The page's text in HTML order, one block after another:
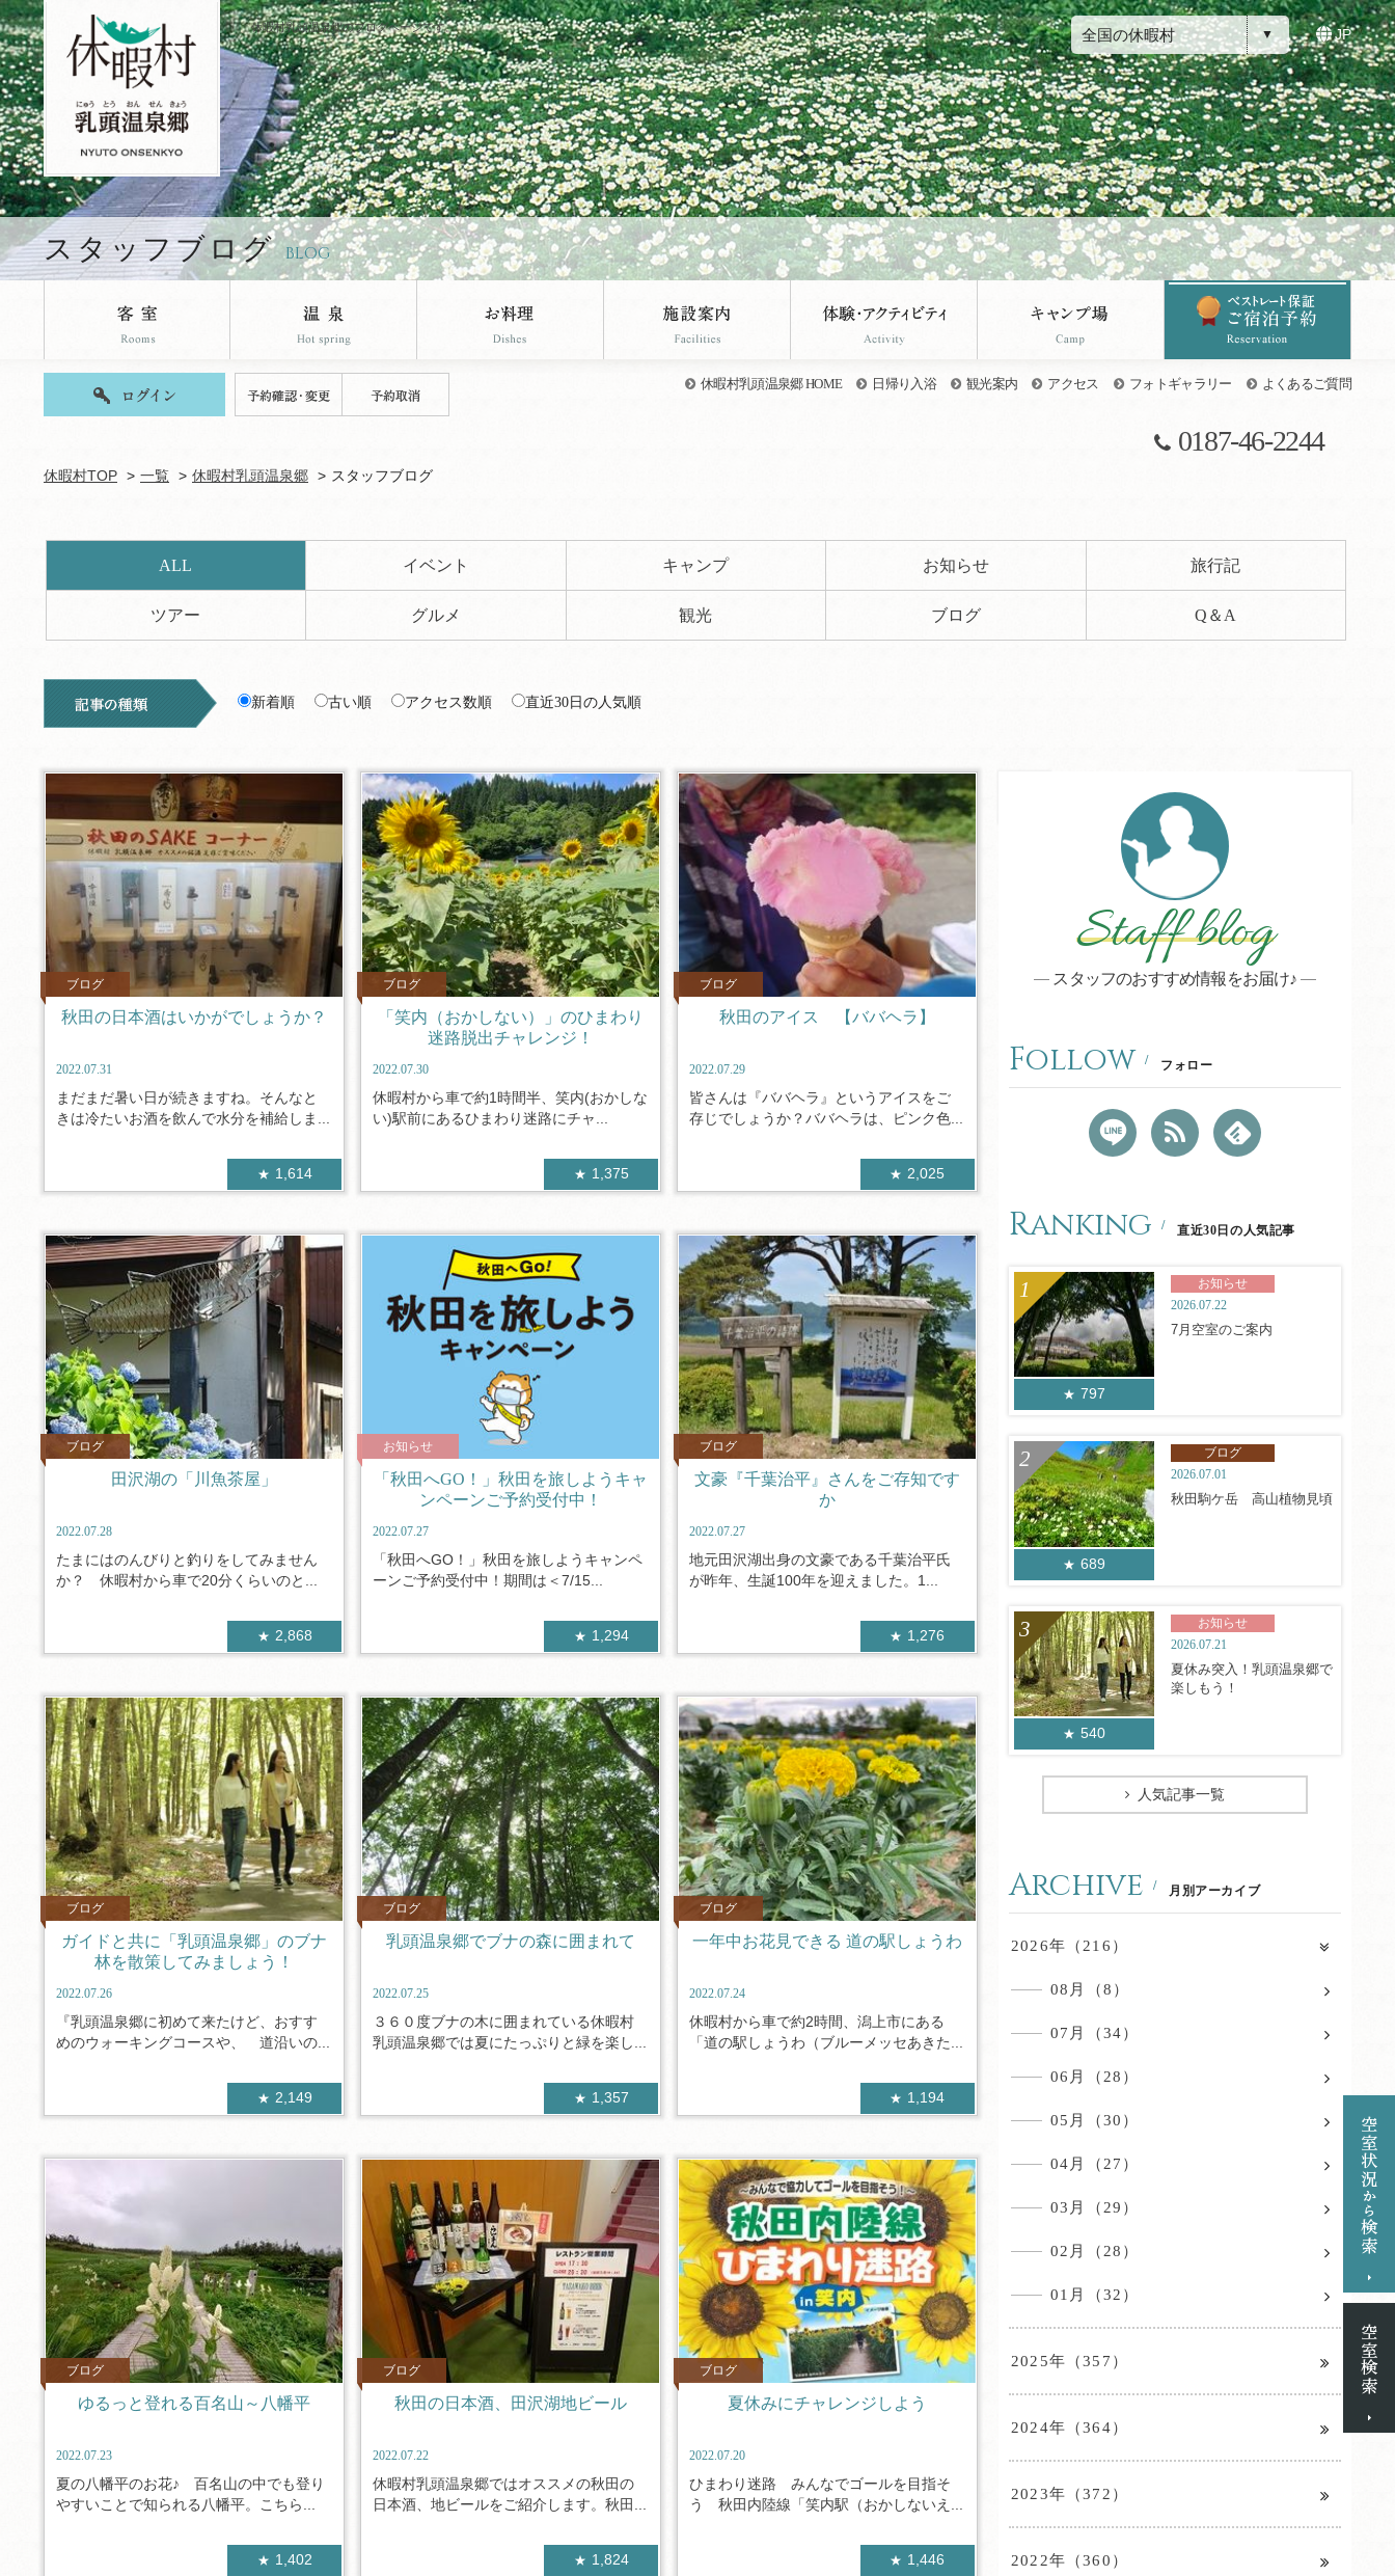
休暇村乳頭温泉郷のブログページです。 全国の休暇村 JP
スタッフブログ BLOG
休暇村乳頭温泉郷 HOME 日帰り入浴 観光案内 アクセス フォトギャラリー よくあるご質問
0187-46-2244
休暇村TOP 一覧 休暇村乳頭温泉郷 スタッフブログ
ALL イベント キャンプ お知らせ 旅行記
ツアー グルメ 観光 ブログ Q＆A
新着順 古い順 アクセス数順 直近30日の人気順
ブログ
秋田の日本酒はいかがでしょうか？
2022.07.31
まだまだ暑い日が続きますね。そんなと
きは冷たいお酒を飲んで水分を補給しま...
1,614
ブログ
「笑内（おかしない）」のひまわり
迷路脱出チャレンジ！
2022.07.30
休暇村から車で約1時間半、笑内(おかしな
い)駅前にあるひまわり迷路にチャ...
1,375
ブログ
秋田のアイス 【ババヘラ】
2022.07.29
皆さんは『ババヘラ』というアイスをご
存じでしょうか？ババヘラは、ピンク色...
2,025
ブログ
田沢湖の「川魚茶屋」
2022.07.28
たまにはのんびりと釣りをしてみません
か？ 休暇村から車で20分くらいのと...
2,868
お知らせ
「秋田へGO！」秋田を旅しようキャ
ンペーンご予約受付中！
2022.07.27
「秋田へGO！」秋田を旅しようキャンペ
ーンご予約受付中！期間は＜7/15...
1,294
ブログ
文豪『千葉治平』さんをご存知です
か
2022.07.27
地元田沢湖出身の文豪である千葉治平氏
が昨年、生誕100年を迎えました。1...
1,276
ブログ
ガイドと共に「乳頭温泉郷」のブナ
林を散策してみましょう！
2022.07.26
『乳頭温泉郷に初めて来たけど、おすす
めのウォーキングコースや、 道沿いの...
2,149
ブログ
乳頭温泉郷でブナの森に囲まれて
2022.07.25
３６０度ブナの木に囲まれている休暇村
乳頭温泉郷では夏にたっぷりと緑を楽し...
1,357
ブログ
一年中お花見できる 道の駅しょうわ
2022.07.24
休暇村から車で約2時間、潟上市にある
「道の駅しょうわ（ブルーメッセあきた...
1,194
ブログ
ゆるっと登れる百名山～八幡平
2022.07.23
夏の八幡平のお花♪ 百名山の中でも登り
やすいことで知られる八幡平。こちら...
1,402
ブログ
秋田の日本酒、田沢湖地ビール
2022.07.22
休暇村乳頭温泉郷ではオススメの秋田の
日本酒、地ビールをご紹介します。秋田...
1,824
ブログ
夏休みにチャレンジしよう
2022.07.20
ひまわり迷路 みんなでゴールを目指そ
う 秋田内陸線「笑内駅（おかしないえ...
1,446
Staff blog
スタッフのおすすめ情報をお届け♪
Follow フォロー
Ranking 直近30日の人気記事
797
お知らせ
2026.07.22
7月空室のご案内
689
ブログ
2026.07.01
秋田駒ケ岳 高山植物見頃
540
お知らせ
2026.07.21
夏休み突入！乳頭温泉郷で
楽しもう！
人気記事一覧
Archive 月別アーカイブ
2026年（216）
08月（8）
07月（34）
06月（28）
05月（30）
04月（27）
03月（29）
02月（28）
01月（32）
2025年（357）
2024年（364）
2023年（372）
2022年（360）